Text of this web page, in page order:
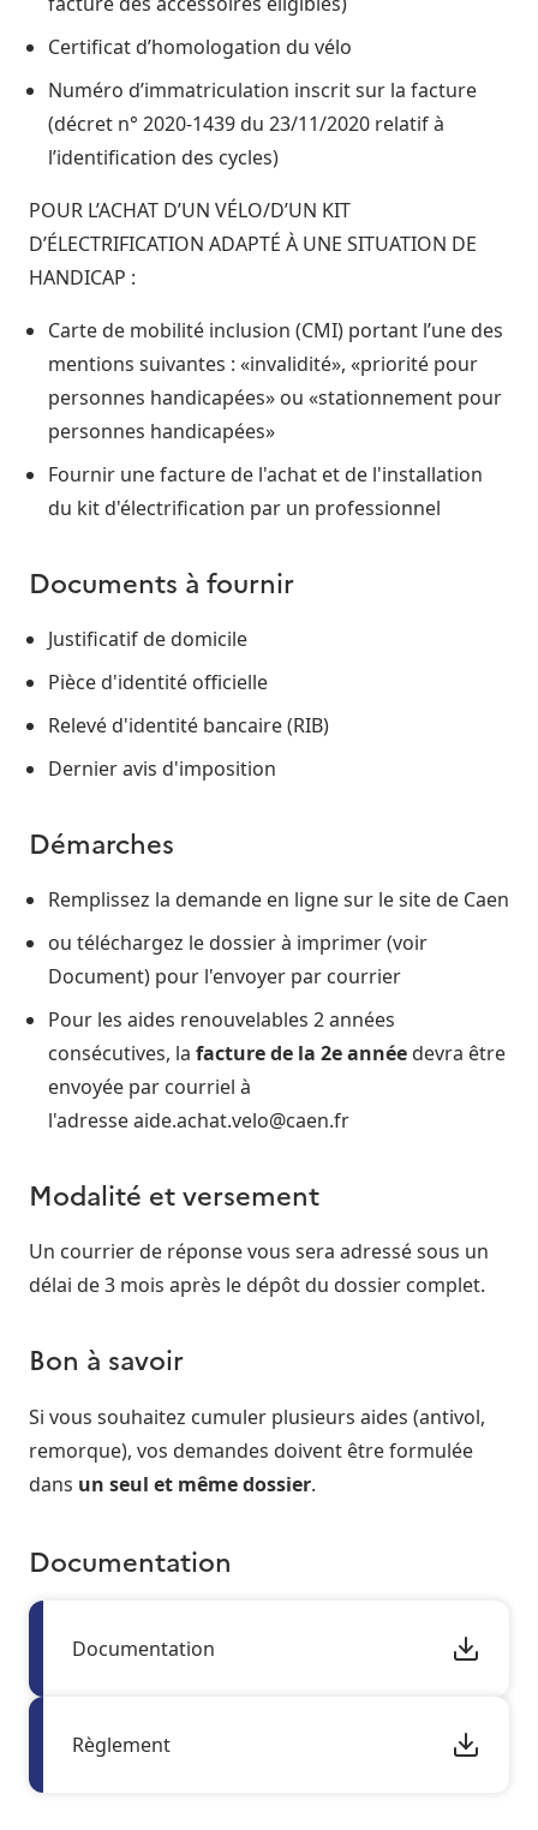
Certificat d’homologation du vélo
Numéro d’immatriculation inscrit sur la facture
(décret n° 2020-1439 du 23/11/2020 relatif à
l’identification des cycles)
POUR L’ACHAT D’UN VÉLO/D’UN KIT
D’ÉLECTRIFICATION ADAPTÉ À UNE SITUATION DE
HANDICAP :
Carte de mobilité inclusion (CMI) portant l’une des
mentions suivantes : «invalidité», «priorité pour
personnes handicapées» ou «stationnement pour
personnes handicapées»
Fournir une facture de l'achat et de l'installation
du kit d'électrification par un professionnel
Documents à fournir
Justificatif de domicile
Pièce d'identité officielle
Relevé d'identité bancaire (RIB)
Dernier avis d'imposition
Démarches
Remplissez la demande en ligne sur le site de Caen
ou téléchargez le dossier à imprimer (voir
Document) pour l'envoyer par courrier
Pour les aides renouvelables 2 années
consécutives, la facture de la 2e année devra être
envoyée par courriel à
l'adresse aide.achat.velo@caen.fr
Modalité et versement
Un courrier de réponse vous sera adressé sous un
délai de 3 mois après le dépôt du dossier complet.
Bon à savoir
Si vous souhaitez cumuler plusieurs aides (antivol,
remorque), vos demandes doivent être formulée
dans un seul et même dossier.
Documentation
Documentation
Règlement